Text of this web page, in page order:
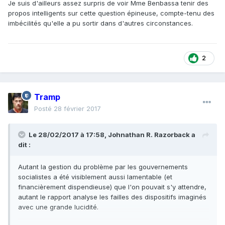
Certaines personnes ont pu être dirigées vers des
personnes ou des associations non compétentes, qui ont
voulu profiter d'une manne financière. Beaucoup
contenu et le suivi du programme proposé n'étaient pas
définis clairement ; les choses sont allées un peu dans tous
peut pas dire à un islamiste rigoriste : « ton islam n'est
pas le bon, je t'en propose un autre », cela n'a jamais
[..]
les approches qui fonctionnent sont celles fondées sur des
expériences individualisées, qui permettent de revenir sur
une voie non pas de « désislamisation », mais de pratique
de l'islam sans tomber dans le djihadisme.Cette
orientation de socialisation et de réinsertion n'a pas été
Je suis d'ailleurs assez surpris de voir Mme Benbassa tenir des
propos intelligents sur cette question épineuse, compte-tenu des
imbécilités qu'elle a pu sortir dans d'autres circonstances.
2
Tramp
Posté 28 février 2017
Le 28/02/2017 à 17:58, Johnathan R. Razorbacka
dit :
Autant la gestion du problème par les gouvernements
socialistes a été visiblement aussi lamentable (et
financièrement dispendieuse) que l'on pouvait s'y attendre,
autant le rapport analyse les failles des dispositifs imaginés
avec une grande lucidité.